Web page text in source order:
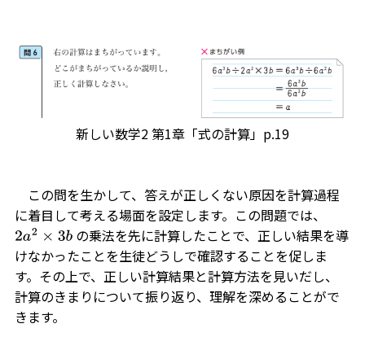
新しい数学2 第1章「式の計算」p.19
この問を生かして、答えが正しくない原因を計算過程
に着目して考える場面を設定します。この問題では、
2a2×3 b
の乗法を先に計算したことで、正しい結果を導
けなかったことを生徒どうしで確認することを促しま
す。その上で、正しい計算結果と計算方法を見いだし、
計算のきまりについて振り返り、理解を深めることがで
きます。